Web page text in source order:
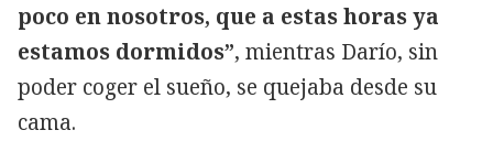
poco en nosotros, que a estas horas ya
estamos dormidos”, mientras Darío, sin
poder coger el sueño, se quejaba desde su
cama.